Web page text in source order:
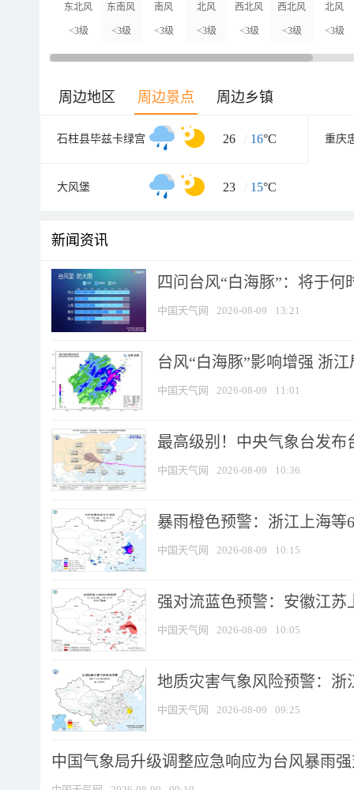
东北风
<3级
东南风
<3级
南风
<3级
北风
<3级
西北风
<3级
西北风
<3级
北风
<3级
周边地区 周边景点 周边乡镇
石柱县毕兹卡绿宫 26 / 16°C 重庆
大风堡 23 / 15°C
新闻资讯
四问台风“白海豚”：将于
中国天气网 2026-08-09 13:21
台风“白海豚”影响增强 浙
中国天气网 2026-08-09 11:01
最高级别！中央气象台发布
中国天气网 2026-08-09 10:36
暴雨橙色预警：浙江上海等
中国天气网 2026-08-09 10:15
强对流蓝色预警：安徽江苏
中国天气网 2026-08-09 10:05
地质灾害气象风险预警：浙
中国天气网 2026-08-09 09:25
中国气象局升级调整应急响应为台风暴雨